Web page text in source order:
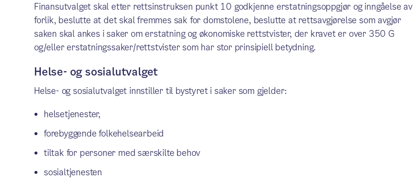
Finansutvalget skal etter rettsinstruksen punkt 10 godkjenne erstatningsoppgjør og inngåelse av
forlik, beslutte at det skal fremmes sak for domstolene, beslutte at rettsavgjørelse som avgjør
saken skal ankes i saker om erstatning og økonomiske rettstvister, der kravet er over 350 G
og/eller erstatningssaker/rettstvister som har stor prinsipiell betydning.
Helse- og sosialutvalget
Helse- og sosialutvalget innstiller til bystyret i saker som gjelder:
helsetjenester,
forebyggende folkehelsearbeid
tiltak for personer med særskilte behov
sosialtjenesten